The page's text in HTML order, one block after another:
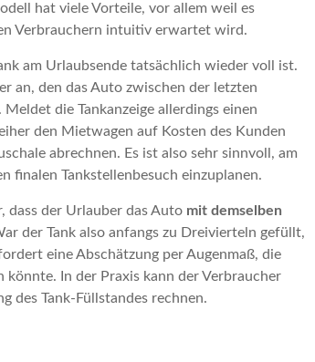
hat viele Vorteile, vor allem weil es
Verbrauchern intuitiv erwartet wird.
am Urlaubsende tatsächlich wieder voll ist.
an, den das Auto zwischen der letzten
die Tankanzeige allerdings einen
den Mietwagen auf Kosten des Kunden
abrechnen. Es ist also sehr sinnvoll, am
finalen Tankstellenbesuch einzuplanen.
dass der Urlauber das Auto mit demselben
der Tank also anfangs zu Dreivierteln gefüllt,
eine Abschätzung per Augenmaß, die
In der Praxis kann der Verbraucher
des Tank-Füllstandes rechnen.